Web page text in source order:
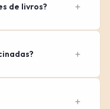
de livros?